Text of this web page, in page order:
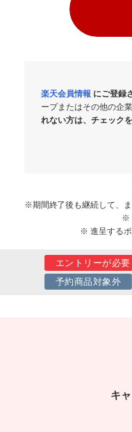
楽天会員情報 にご登録
ープまたはその他の企
れない方は、チェック
※期間終了後も継続して、
※
※ 進呈するポ
エントリーが必要
予約商品対象外
キ